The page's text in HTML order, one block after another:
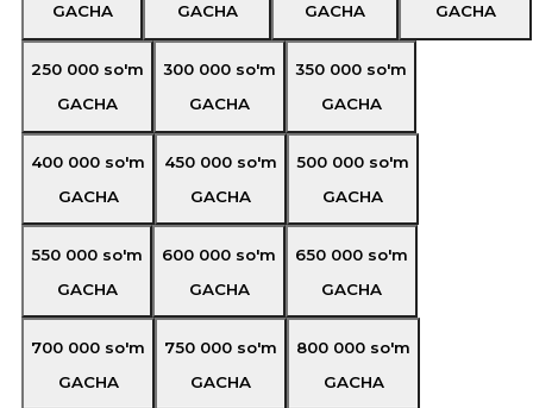
GACHA
GACHA
GACHA
GACHA
250 000 so'm
GACHA
300 000 so'm
GACHA
350 000 so'm
GACHA
400 000 so'm
GACHA
450 000 so'm
GACHA
500 000 so'm
GACHA
550 000 so'm
GACHA
600 000 so'm
GACHA
650 000 so'm
GACHA
700 000 so'm
GACHA
750 000 so'm
GACHA
800 000 so'm
GACHA